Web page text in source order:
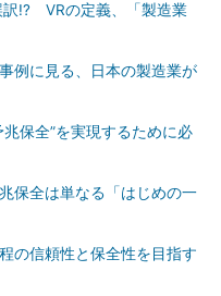
訳!? VRの定義、「製造業
例に見る、日本の製造業が
保全”を実現するために必
保全は単なる「はじめの一
の信頼性と保全性を目指す